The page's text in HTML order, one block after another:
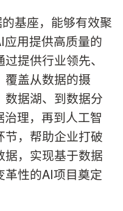
基座，能够有效聚
用提供高质量的
提供行业领先、
覆盖从数据的摄
数据湖、到数据分
理，再到人工智
节，帮助企业打破
据，实现基于数据
革性的AI项目奠定